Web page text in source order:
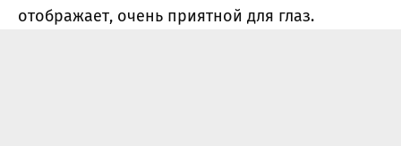
отображает, очень приятной для глаз.